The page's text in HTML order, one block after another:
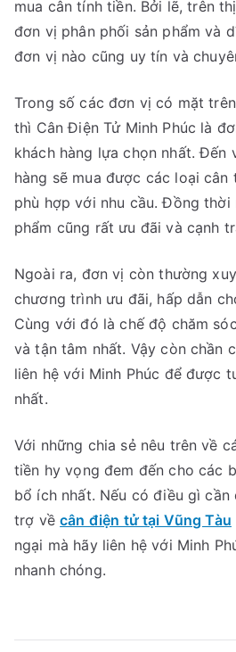
mua cân tính tiền. Bởi lẽ, trên
đơn vị phân phối sản phẩm và
đơn vị nào cũng uy tín và
Trong số các đơn vị có mặt
thì Cân Điện Tử Minh Phúc là
khách hàng lựa chọn nhất. Đến
hàng sẽ mua được các loại cân
phù hợp với nhu cầu. Đồng thời
phẩm cũng rất ưu đãi và cạnh
Ngoài ra, đơn vị còn thường
chương trình ưu đãi, hấp dẫn
Cùng với đó là chế độ chăm
và tận tâm nhất. Vậy còn chần
liên hệ với Minh Phúc để được
nhất.
Với những chia sẻ nêu trên về
tiền hy vọng đem đến cho các
bổ ích nhất. Nếu có điều gì
trợ vềcân điện tử tại Vũng Tàu
ngại mà hãy liên hệ với Minh
nhanh chóng.